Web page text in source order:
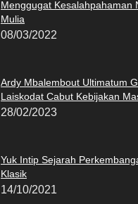
Menggugat Kesalahpahaman
Mulia
08/03/2022
Ardy Mbalembout Ultimatum
Laiskodat Cabut Kebijakan
28/02/2023
Yuk Intip Sejarah
Klasik
14/10/2021